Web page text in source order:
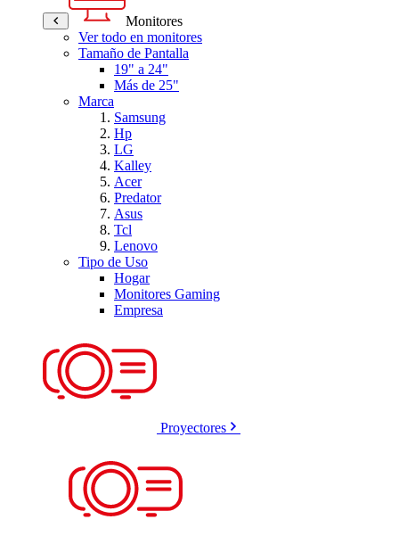
Monitores
Ver todo en monitores
Tamaño de Pantalla
19" a 24"
Más de 25"
Marca
Samsung
Hp
LG
Kalley
Acer
Predator
Asus
Tcl
Lenovo
Tipo de Uso
Hogar
Monitores Gaming
Empresa
Proyectores